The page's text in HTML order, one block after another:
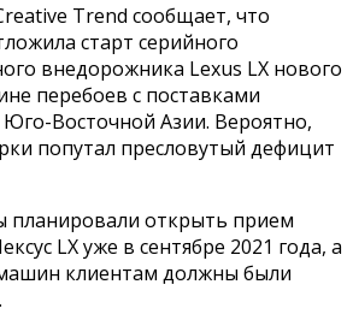
Trend сообщает, что
старт серийного
внедорожника Lexus LX нового
перебоев с поставками
Восточной Азии. Вероятно,
попутал пресловутый дефицит
планировали открыть прием
LX уже в сентябре 2021 года, а
клиентам должны были